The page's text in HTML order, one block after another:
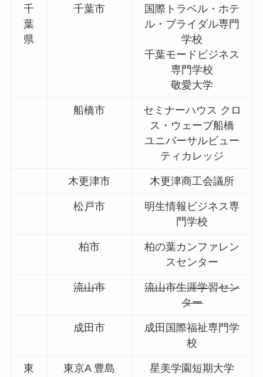
千
葉
県
千葉市
国際トラベル・ホテ
ル・ブライダル専門
学校
千葉モードビジネス
専門学校
敬愛大学
船橋市
セミナーハウス クロ
ス・ウェーブ船橋
ユニバーサルビュー
ティカレッジ
木更津市 木更津商工会議所
松戸市
明生情報ビジネス専
門学校
柏市
柏の葉カンファレン
スセンター
流山市
流山市生涯学習セン
ター
成田市
成田国際福祉専門学
校
東
東京A 豊島
星美学園短期大学